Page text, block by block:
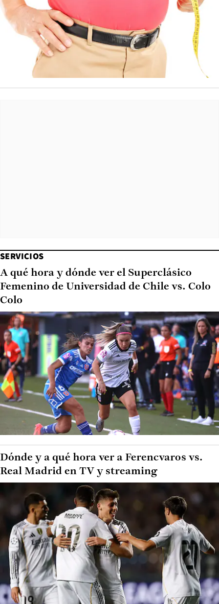
SERVICIOS
A qué hora y dónde ver el Superclásico
Femenino de Universidad de Chile vs. Colo
Colo
Dónde y a qué hora ver a Ferencvaros vs.
Real Madrid en TV y streaming